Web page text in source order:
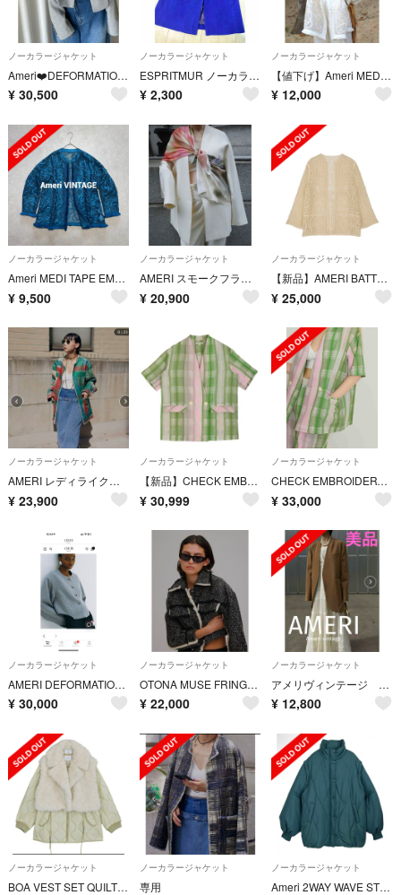
ノーカラージャケット
Ameri❤️DEFORMATION SUMMER TWEED JACKET
¥ 30,500
ノーカラージャケット
ESPRITMUR ノーカラーコート ジャケット
¥ 2,300
ノーカラージャケット
【値下げ】Ameri MEDI TAPE EMBROIDERY MESH
¥ 12,000
ノーカラージャケット
Ameri MEDI TAPE EMBROIDERY MESH JACKET
¥ 9,500
ノーカラージャケット
AMERI スモークフラワースカーフジャケット
¥ 20,900
ノーカラージャケット
【新品】AMERI BATTEN LACE LIKE KNIT JACKET
¥ 25,000
ノーカラージャケット
AMERI レディライクプリントツィードジャケット
¥ 23,900
ノーカラージャケット
【新品】CHECK EMBROIDERY NO COLLAR JACKET
¥ 30,999
ノーカラージャケット
CHECK EMBROIDERY NO COLLAR JACKET
¥ 33,000
ノーカラージャケット
AMERI DEFORMATION SUMMER TWEED JACKET
¥ 30,000
ノーカラージャケット
OTONA MUSE FRINGE TWEED SHORT JACKET
¥ 22,000
ノーカラージャケット
アメリヴィンテージ ESSENTIAL CURVE COLLAR JACKET
¥ 12,800
ノーカラージャケット
BOA VEST SET QUILTING COAT
ノーカラージャケット
専用
ノーカラージャケット
Ameri 2WAY WAVE STITCH PADDED JACKET